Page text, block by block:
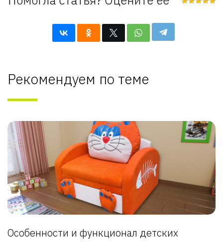
Рекомендуем по теме
Особенности и функционал детских